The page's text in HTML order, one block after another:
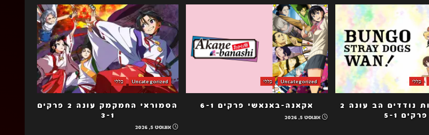
כללי
כלבי ספרות נודדים הב עונה 2
פרקים 5-1
Uncategorized כללי
אקאנה-באנאשי פרקים 6-1
אוגוסט 5, 2026
Uncategorized כללי
הסמוראי החמקמק עונה 2 פרקים
3-1
אוגוסט 5, 2026